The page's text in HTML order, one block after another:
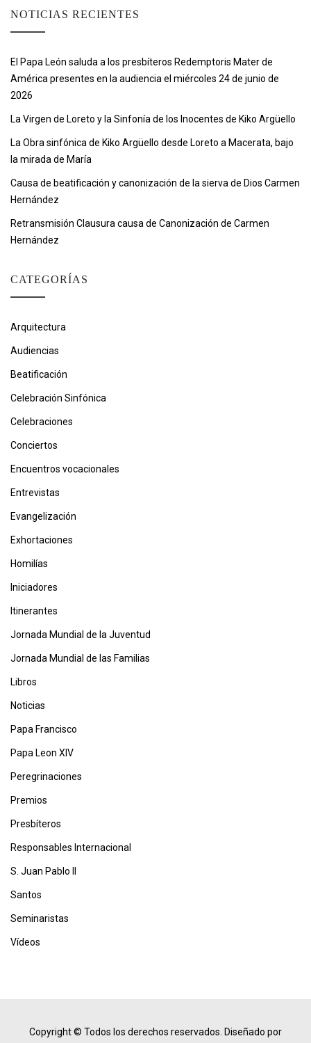
NOTICIAS RECIENTES
El Papa León saluda a los presbíteros Redemptoris Mater de
América presentes en la audiencia el miércoles 24 de junio de
2026
La Virgen de Loreto y la Sinfonía de los Inocentes de Kiko Argüello
La Obra sinfónica de Kiko Argüello desde Loreto a Macerata, bajo
la mirada de María
Causa de beatificación y canonización de la sierva de Dios Carmen
Hernández
Retransmisión Clausura causa de Canonización de Carmen
Hernández
CATEGORÍAS
Arquitectura
Audiencias
Beatificación
Celebración Sinfónica
Celebraciones
Conciertos
Encuentros vocacionales
Entrevistas
Evangelización
Exhortaciones
Homilías
Iniciadores
Itinerantes
Jornada Mundial de la Juventud
Jornada Mundial de las Familias
Libros
Noticias
Papa Francisco
Papa Leon XIV
Peregrinaciones
Premios
Presbíteros
Responsables Internacional
S. Juan Pablo II
Santos
Seminaristas
Vídeos
Copyright © Todos los derechos reservados. Diseñado por